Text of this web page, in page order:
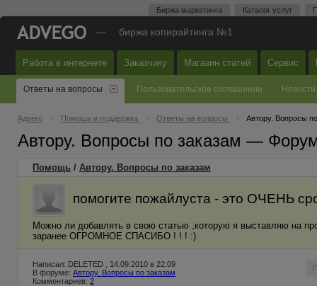
Биржа маркетинга Каталог услуг
— биржа копирайтинга №1
Работа в интернете Заказчику Магазин статей Сервис
Ответы на вопросы Пользовательское соглашение Новости
Адвего Помощь и поддержка Ответы на вопросы Автору. Вопросы
Автору. Вопросы по заказам —
Помощь / Автору. Вопросы по заказам
помогите пожайлуста - это ОЧЕНЬ
Можно ли добавлять в свою статью ,которую я выставляю на
заранее ОГРОМНОЕ СПАСИБО ! ! ! :)
Написал: DELETED , 14.09.2010 в 22:09
В форуме: Автору. Вопросы по заказам
Комментариев: 2